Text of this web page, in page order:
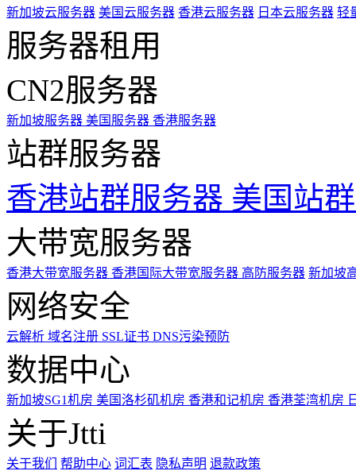
新加坡云服务器 美国云服务器 香港云服务器 日本云服务器 轻
服务器租用
CN2服务器
新加坡服务器 美国服务器 香港服务器
站群服务器
香港站群服务器 美国站
大带宽服务器
香港大带宽服务器 香港国际大带宽服务器 高防服务器 新加坡
网络安全
云解析 域名注册 SSL证书 DNS污染预防
数据中心
新加坡SG1机房 美国洛杉矶机房 香港和记机房 香港荃湾机房
关于Jtti
关于我们 帮助中心 词汇表 隐私声明 退款政策